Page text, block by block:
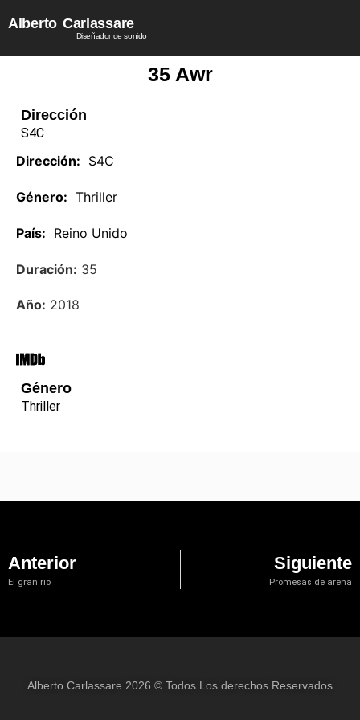
Alberto Carlassare
Diseñador de sonido
35 Awr
Dirección
S4C
Dirección: S4C
Género: Thriller
País: Reino Unido
Duración: 35
Año: 2018
Género
Thriller
Anterior
El gran rio
Siguiente
Promesas de arena
Alberto Carlassare 2026 © Todos Los derechos Reservados